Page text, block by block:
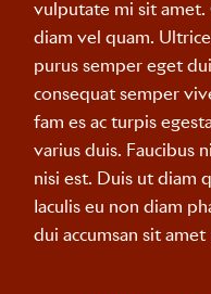
vulputate mi sit amet.
diam vel quam.
purus semper eget
consequat semper
fam es ac turpis
varius duis. Faucibus
nisi est. Duis ut diam
Iaculis eu non diam
dui accumsan sit